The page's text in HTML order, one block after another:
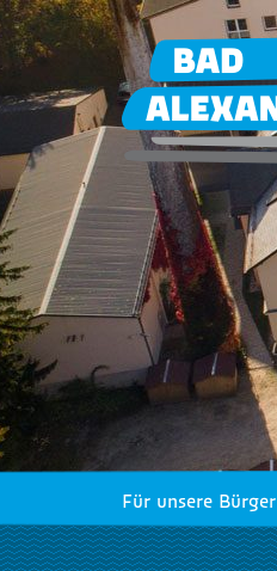
Für unsere Bürger